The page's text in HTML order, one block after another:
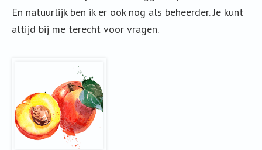
En natuurlijk ben ik er ook nog als beheerder. Je kunt
altijd bij me terecht voor vragen.